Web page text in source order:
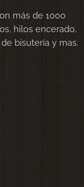
más de 1000
hilos encerado,
bisutería y mas.